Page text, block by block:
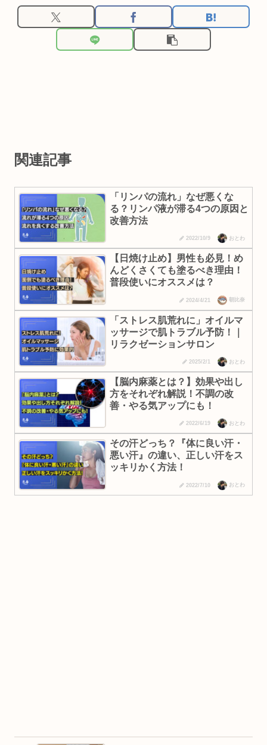
関連記事
「リンパの流れ」なぜ悪くな
る？リンパ液が滞る4つの原因と
改善方法
2022/10/9 おとわ
【日焼け止め】男性も必見！め
んどくさくても塗るべき理由！
普段使いにオススメは？
2024/4/21 朝比奈
「ストレス肌荒れに」オイルマ
ッサージで肌トラブル予防！｜
リラクゼーションサロン
2025/2/1 おとわ
【脳内麻薬とは？】効果や出し
方をそれぞれ解説！不調の改
善・やる気アップにも！
2022/6/19 おとわ
その汗どっち？『体に良い汗・
悪い汗』の違い、正しい汗をス
ッキリかく方法！
2022/7/10 おとわ